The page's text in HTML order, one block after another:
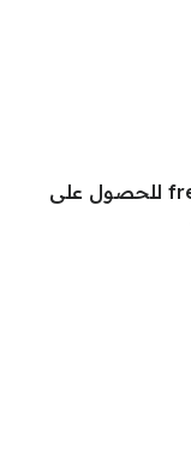
جواهر سريعة.. اكواد فري فاير free fire للحصول على